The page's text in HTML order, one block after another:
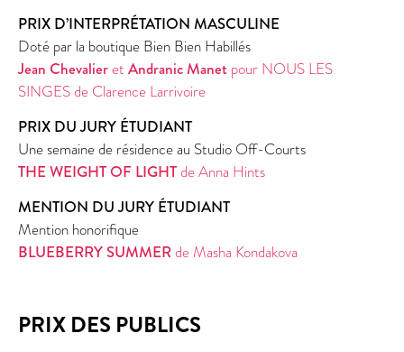
PRIX D’INTERPRÉTATION MASCULINE
Doté par la boutique Bien Bien Habillés
Jean Chevalieret Andranic Manet pour NOUS LES
SINGES de Clarence Larrivoire
PRIX DU JURY ÉTUDIANT
Une semaine de résidence au Studio Off-Courts
THE WEIGHT OF LIGHTde Anna Hints
MENTION DU JURY ÉTUDIANT
Mention honorifique
BLUEBERRY SUMMERde Masha Kondakova
PRIX DES PUBLICS